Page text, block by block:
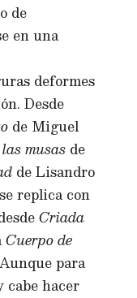
de
en una
deformes
Desde
de Miguel
musas de
de Lisandro
replica con
Criada
Cuerpo de
para
cabe hacer